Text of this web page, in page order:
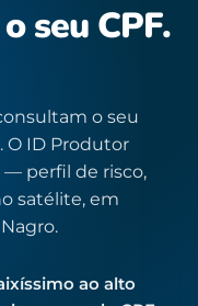
seu CPF.
o seu
O ID Produtor
— perfil de risco,
satélite, em
ao alto